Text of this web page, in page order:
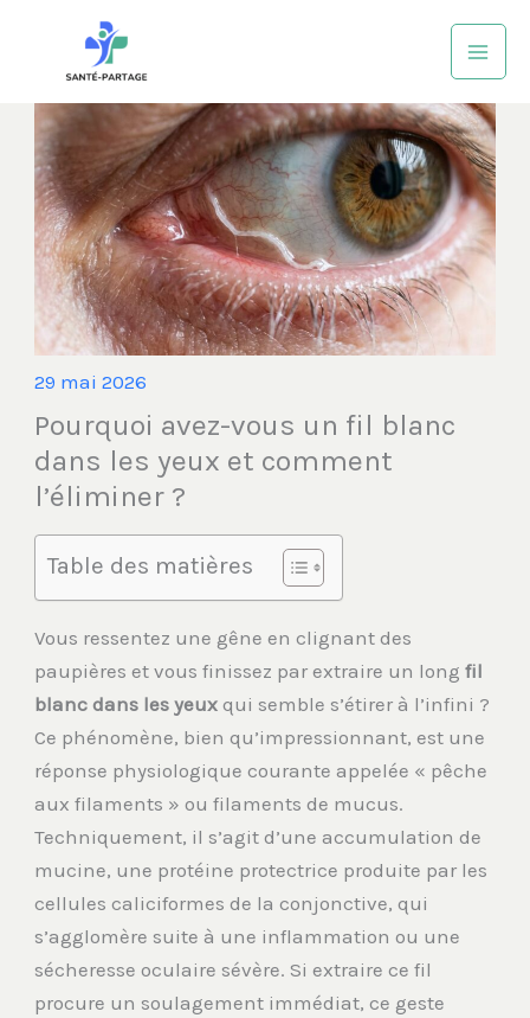
contenu
29 mai 2026
Pourquoi avez-vous un fil blanc
dans les yeux et comment
l’éliminer ?
Table des matières
Vous ressentez une gêne en clignant des
paupières et vous finissez par extraire un longfil
blanc dans les yeux qui semble s’étirer à l’infini ?
Ce phénomène, bien qu’impressionnant, est une
réponse physiologique courante appelée « pêche
aux filaments » ou filaments de mucus.
Techniquement, il s’agit d’une accumulation de
mucine, une protéine protectrice produite par les
cellules caliciformes de la conjonctive, qui
s’agglomère suite à une inflammation ou une
sécheresse oculaire sévère. Si extraire ce fil
procure un soulagement immédiat, ce geste